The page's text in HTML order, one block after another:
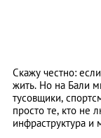
Скажу честно:
жить. Но на Бали
тусовщики,
просто те, кто не
инфраструктура и